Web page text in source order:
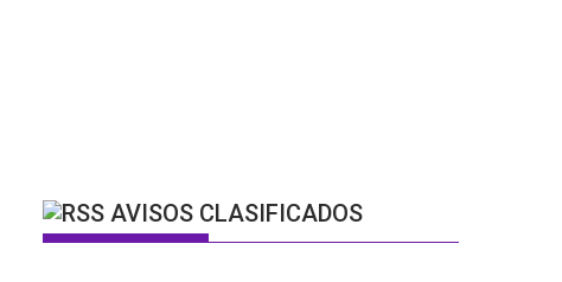
AVISOS CLASIFICADOS